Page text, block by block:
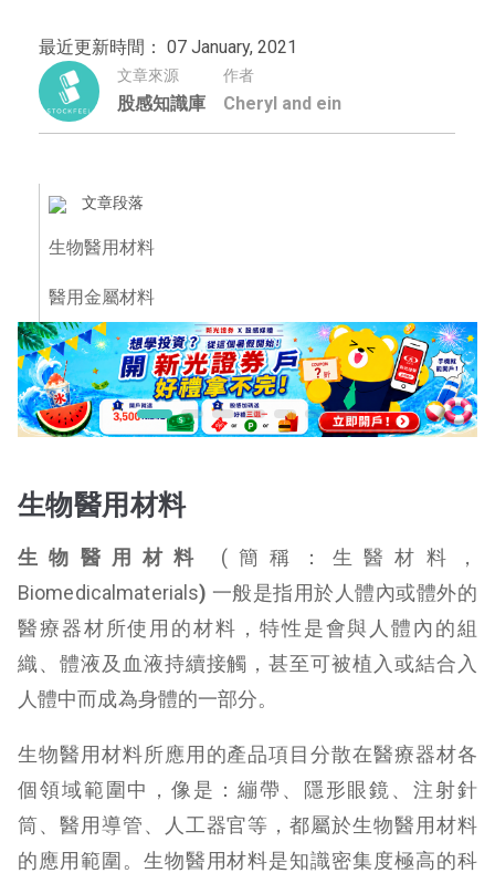
最近更新時間： 07 January, 2021
文章來源
股感知識庫
作者
Cheryl and ein
文章段落
生物醫用材料
醫用金屬材料
生物醫用材料
生物醫用材料 (簡稱：生醫材料，
Biomedicalmaterials) 一般是指用於人體內或體外的
醫療器材所使用的材料，特性是會與人體內的組
織、體液及血液持續接觸，甚至可被植入或結合入
人體中而成為身體的一部分。
生物醫用材料所應用的產品項目分散在醫療器材各
個領域範圍中，像是：繃帶、隱形眼鏡、注射針
筒、醫用導管、人工器官等，都屬於生物醫用材料
的應用範圍。生物醫用材料是知識密集度極高的科